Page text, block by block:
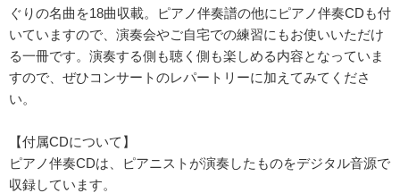
ぐりの名曲を18曲収載。ピアノ伴奏譜の他にピアノ伴奏CDも付
いていますので、演奏会やご自宅での練習にもお使いいただけ
る一冊です。演奏する側も聴く側も楽しめる内容となっていま
すので、ぜひコンサートのレパートリーに加えてみてくださ
い。
【付属CDについて】
ピアノ伴奏CDは、ピアニストが演奏したものをデジタル音源で
収録しています。